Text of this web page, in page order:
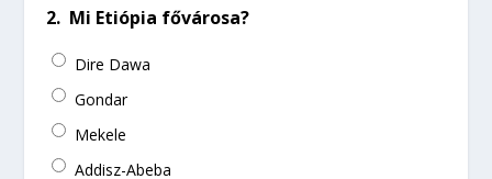
2. Mi Etiópia fővárosa?
Dire Dawa
Gondar
Mekele
Addisz-Abeba